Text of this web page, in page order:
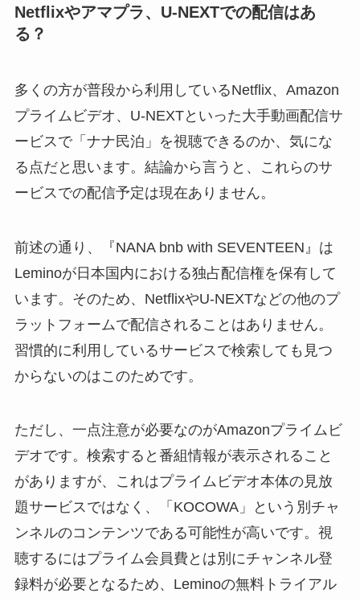
Netflixやアマプラ、U-NEXTでの配信はあ
る？
多くの方が普段から利用しているNetflix、Amazon
プライムビデオ、U-NEXTといった大手動画配信サ
ービスで「ナナ民泊」を視聴できるのか、気にな
る点だと思います。結論から言うと、これらのサ
ービスでの配信予定は現在ありません。
前述の通り、『NANA bnb with SEVENTEEN』は
Leminoが日本国内における独占配信権を保有して
います。そのため、NetflixやU-NEXTなどの他のプ
ラットフォームで配信されることはありません。
習慣的に利用しているサービスで検索しても見つ
からないのはこのためです。
ただし、一点注意が必要なのがAmazonプライムビ
デオです。検索すると番組情報が表示されること
がありますが、これはプライムビデオ本体の見放
題サービスではなく、「KOCOWA」という別チャ
ンネルのコンテンツである可能性が高いです。視
聴するにはプライム会員費とは別にチャンネル登
録料が必要となるため、Leminoの無料トライアル